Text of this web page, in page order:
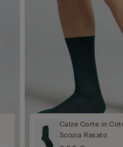
Calze Corte in
Scozia Rasato